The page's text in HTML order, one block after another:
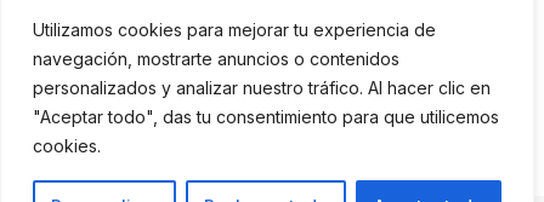
Utilizamos cookies para mejorar tu experiencia de
navegación, mostrarte anuncios o contenidos
personalizados y analizar nuestro tráfico. Al hacer clic en
"Aceptar todo", das tu consentimiento para que utilicemos
cookies.
Pedidos Online Glovo
Contacto